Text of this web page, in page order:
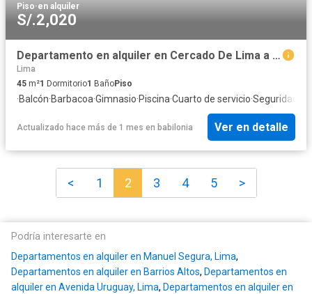
Piso·en alquiler
S/.2,020
Departamento en alquiler en Cercado De Lima a S/1,900 al mes
Lima
45 m²1 Dormitorio1 BañoPiso
·Balcón·Barbacoa·Gimnasio·Piscina·Cuarto de servicio·Seguridad
Actualizado hace más de 1 mes en babilonia Ver en detalle
< 1 2 3 4 5 >
Podría interesarte en
Departamentos en alquiler en Manuel Segura, Lima,
Departamentos en alquiler en Barrios Altos, Departamentos en
alquiler en Avenida Uruguay, Lima, Departamentos en alquiler en